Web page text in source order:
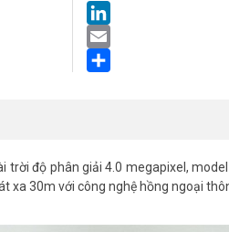
LinkedIn
Email
trời độ phân giải 4.0 megapixel,
xa 30m với công nghệ hồng ngoại